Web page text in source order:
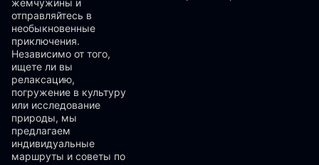
жемчужины и
отправляйтесь в
необыкновенные
приключения.
Независимо от того,
ищете ли вы
релаксацию,
погружение в культуру
или исследование
природы, мы
предлагаем
индивидуальные
маршруты и советы по